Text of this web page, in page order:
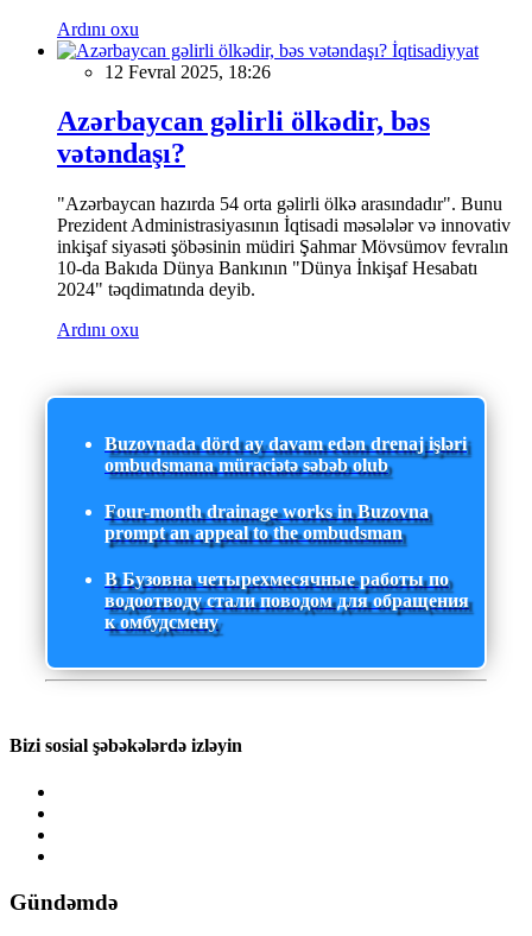
Ardını oxu
İqtisadiyyat
12 Fevral 2025, 18:26
Azərbaycan gəlirli ölkədir, bəs
vətəndaşı?
"Azərbaycan hazırda 54 orta gəlirli ölkə arasındadır". Bunu
Prezident Administrasiyasının İqtisadi məsələlər və innovativ
inkişaf siyasəti şöbəsinin müdiri Şahmar Mövsümov fevralın
10-da Bakıda Dünya Bankının "Dünya İnkişaf Hesabatı
2024" təqdimatında deyib.
Ardını oxu
Buzovnada dörd ay davam edən drenaj işləri
ombudsmana müraciətə səbəb olub
Four-month drainage works in Buzovna
prompt an appeal to the ombudsman
В Бузовна четырехмесячные работы по
водоотводу стали поводом для обращения
к омбудсмену
Bizi sosial şəbəkələrdə izləyin
Gündəmdə